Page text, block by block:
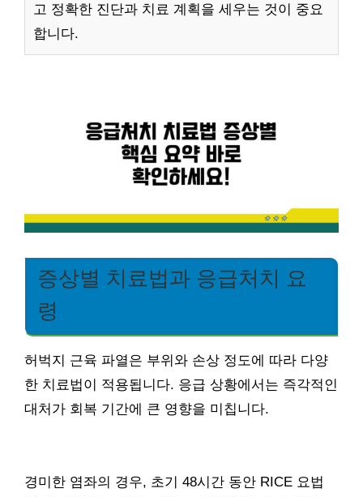
고 정확한 진단과 치료 계획을 세우는 것이 중요
합니다.
증상별 치료법과 응급처치 요
령
허벅지 근육 파열은 부위와 손상 정도에 따라 다양
한 치료법이 적용됩니다. 응급 상황에서는 즉각적인
대처가 회복 기간에 큰 영향을 미칩니다.
경미한 염좌의 경우, 초기 48시간 동안 RICE 요법